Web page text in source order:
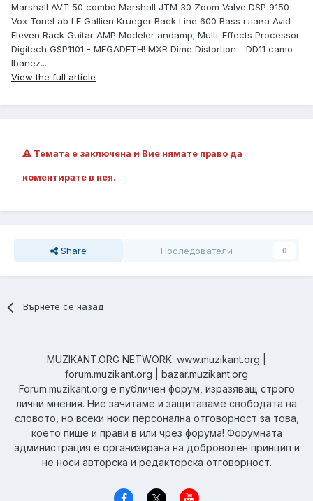
Marshall AVT 50 combo Marshall JTM 30 Zoom Valve DSP 9150
Vox ToneLab LE Gallien Krueger Back Line 600 Bass глава Avid
Eleven Rack Guitar AMP Modeler andamp; Multi-Effects Processor
Digitech GSP1101 - MEGADETH! MXR Dime Distortion - DD11 camo
Ibanez...
View the full article
Темата е заключена и Вие нямате право да
коментирате в нея.
Share Последователи 0
Върнете се назад
MUZIKANT.ORG NETWORK: www.muzikant.org |
forum.muzikant.org | bazar.muzikant.org
Forum.muzikant.org е публичен форум, изразяващ строго
лични мнения. Ние зачитаме и защитаваме свободата на
словото, но всеки носи персонална отговорност за това,
което пише и прави в или чрез форума! Форумната
администрация е организирана на доброволен принцип и
не носи авторска и редакторска отговорност.